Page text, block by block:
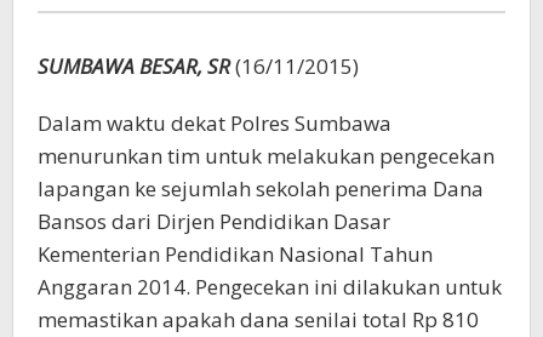
SUMBAWA BESAR, SR(16/11/2015)
Dalam waktu dekat Polres Sumbawa
menurunkan tim untuk melakukan pengecekan
lapangan ke sejumlah sekolah penerima Dana
Bansos dari Dirjen Pendidikan Dasar
Kementerian Pendidikan Nasional Tahun
Anggaran 2014. Pengecekan ini dilakukan untuk
memastikan apakah dana senilai total Rp 810